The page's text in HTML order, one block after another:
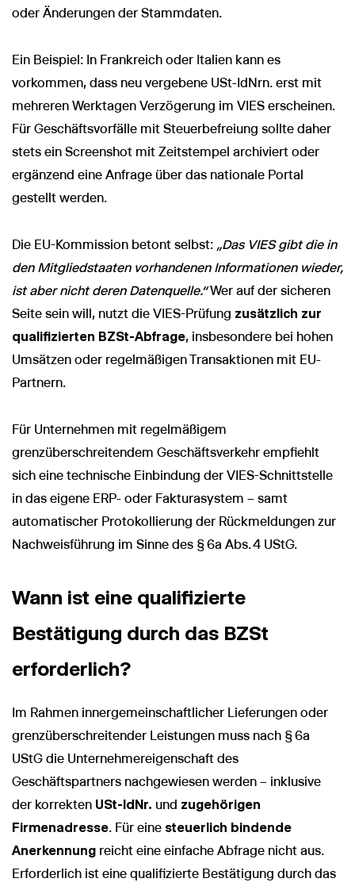
oder Änderungen der Stammdaten.
Ein Beispiel: In Frankreich oder Italien kann es
vorkommen, dass neu vergebene USt-IdNrn. erst mit
mehreren Werktagen Verzögerung im VIES erscheinen.
Für Geschäftsvorfälle mit Steuerbefreiung sollte daher
stets ein Screenshot mit Zeitstempel archiviert oder
ergänzend eine Anfrage über das nationale Portal
gestellt werden.
Die EU-Kommission betont selbst: „Das VIES gibt die in
den Mitgliedstaaten vorhandenen Informationen wieder,
ist aber nicht deren Datenquelle.“Wer auf der sicheren
Seite sein will, nutzt die VIES-Prüfung zusätzlich zur
qualifizierten BZSt-Abfrage, insbesondere bei hohen
Umsätzen oder regelmäßigen Transaktionen mit EU-
Partnern.
Für Unternehmen mit regelmäßigem
grenzüberschreitendem Geschäftsverkehr empfiehlt
sich eine technische Einbindung der VIES-Schnittstelle
in das eigene ERP- oder Fakturasystem – samt
automatischer Protokollierung der Rückmeldungen zur
Nachweisführung im Sinne des § 6a Abs. 4 UStG.
Wann ist eine qualifizierte
Bestätigung durch das BZSt
erforderlich?
Im Rahmen innergemeinschaftlicher Lieferungen oder
grenzüberschreitender Leistungen muss nach § 6a
UStG die Unternehmereigenschaft des
Geschäftspartners nachgewiesen werden – inklusive
der korrekten USt-IdNr. und zugehörigen
Firmenadresse. Für eine steuerlich bindende
Anerkennung reicht eine einfache Abfrage nicht aus.
Erforderlich ist eine qualifizierte Bestätigung durch das